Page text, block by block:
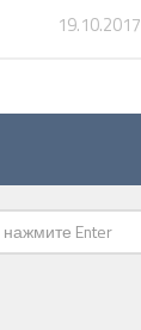
19.10.2017